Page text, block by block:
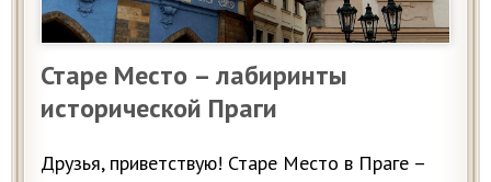
Старе Место – лабиринты
исторической Праги
Друзья, приветствую! Старе Место в Праге –